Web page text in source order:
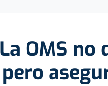
La OMS
pero